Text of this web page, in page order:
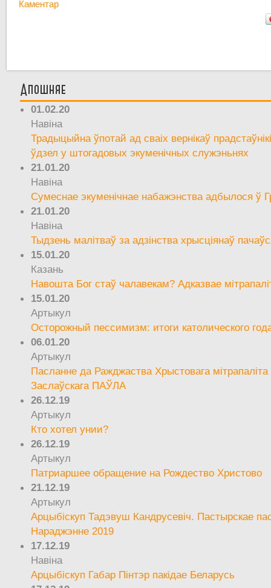
Каментар
Апошняе
01.02.20
Навіна
Традыцыйна ўпотай ад сваіх вернікаў
ўдзел у штогадовых экуменічных служэньнях
21.01.20
Навіна
Сумеснае экуменічнае набажэнства адбылося ў
21.01.20
Навіна
Тыдзень малітваў за адзінства хрысціянаў
15.01.20
Казань
Навошта Бог стаў чалавекам? Адказвае
15.01.20
Артыкул
Осторожный пессимизм: итоги католического
06.01.20
Артыкул
Пасланне да Ражджаства Хрыстовага мітрапаліта
Заслаўскага ПАЎЛА
26.12.19
Артыкул
Кто хотел унии?
26.12.19
Артыкул
Патриаршее обращение на Рождество Христово
21.12.19
Артыкул
Арцыбіскуп Тадэвуш Кандрусевіч. Пастырскае
Нараджэнне 2019
17.12.19
Навіна
Арцыбіскуп Габар Пінтэр пакідае Беларусь